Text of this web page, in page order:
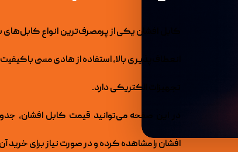
کابل افشان یکی از پرمصرف‌ترین انواع
تجهیزات الکتریکی دارد.
در این صفحه می‌توانید قیمت کابل افشان،
افشان را مشاهده کرده و در صورت نیاز برای خرید